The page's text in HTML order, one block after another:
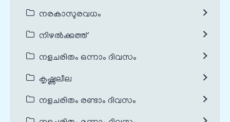
നരകാസുരവധം
നിഴൽക്കുത്ത്
നളചരിതം ഒന്നാം ദിവസം
കൃഷ്ണലീല
നളചരിതം രണ്ടാം ദിവസം